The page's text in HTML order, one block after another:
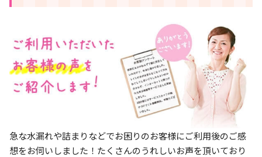
急な水漏れや詰まりなどでお困りのお客様にご利用後のご感
想をお伺いしました！たくさんのうれしいお声を頂いており